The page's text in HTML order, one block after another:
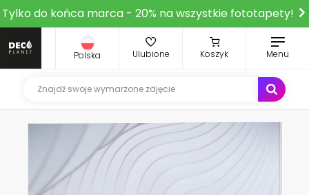
Tylko do końca marca - 20% na wszystkie fototapety!
Polska Ulubione Koszyk Menu